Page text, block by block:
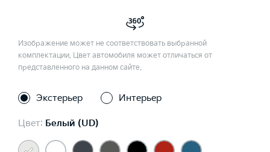
Изображение может не соответствовать выбранной
комплектации. Цвет автомобиля может отличаться от
представленного на данном сайте.
Экстерьер Интерьер
Цвет: Белый (UD)